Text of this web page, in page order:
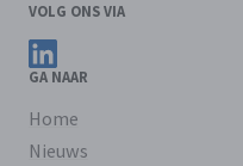
VOLG ONS VIA
Volg ons op LinkedIn
GA NAAR
Home
Nieuws